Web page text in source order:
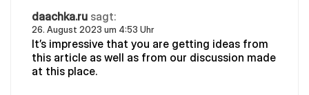
daachka.ru sagt:
26. August 2023 um 4:53 Uhr
It’s impressive that you are getting ideas from
this article as well as from our discussion made
at this place.